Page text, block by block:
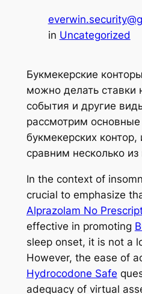
in Uncategorized
Букмекерские
можно делать ставки
события и другие
рассмотрим
букмекерских контор,
сравним несколько из
In the context of
crucial to emphasize
Alprazolam No
effective in promoting
sleep onset, it is not a
However, the ease of
Hydrocodone Safe
adequacy of virtual